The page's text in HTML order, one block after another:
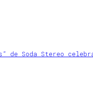
de Soda Stereo